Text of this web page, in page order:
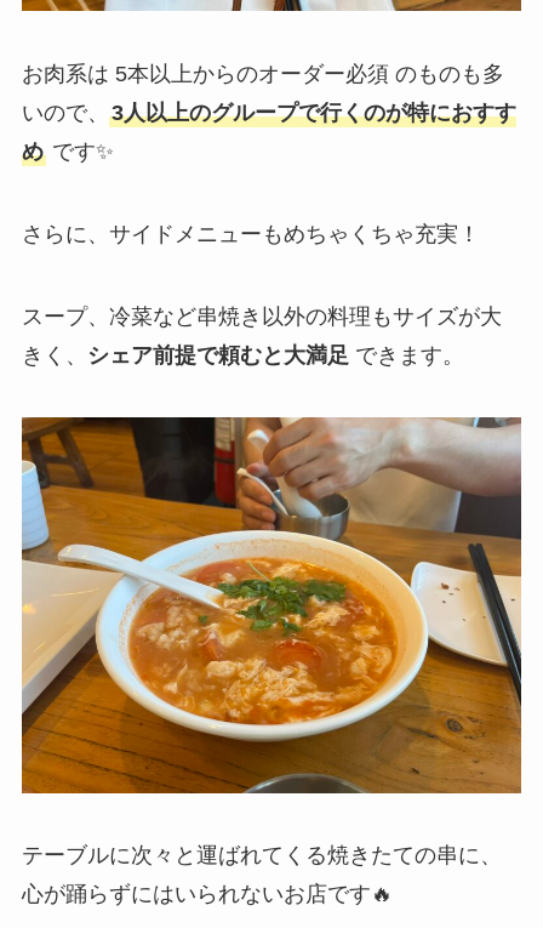
お肉系は 5本以上からのオーダー必須 のものも多
いので、 3人以上のグループで行くのが特におすす
めです✨
さらに、サイドメニューもめちゃくちゃ充実！
スープ、冷菜など串焼き以外の料理もサイズが大
きく、
シェア前提で頼むと大満足 できます。
テーブルに次々と運ばれてくる焼きたての串に、
心が踊らずにはいられないお店です🔥